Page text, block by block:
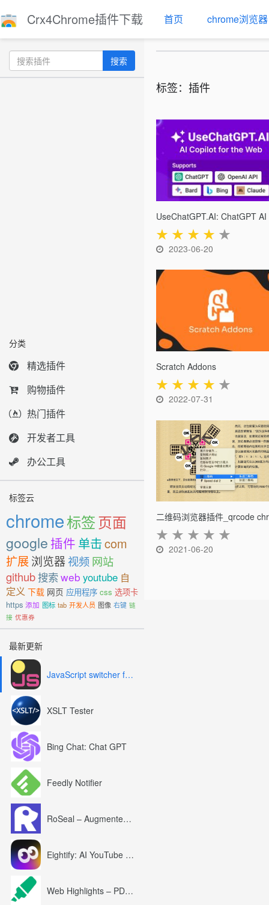
Crx4Chrome插件下载 首页 chrome浏览器
搜索
分类
精选插件
购物插件
热门插件
开发者工具
办公工具
标签云
chrome标签页面
google 插件 单击com
扩展浏览器 视频网站
github搜索web youtube 自
定义 下载 网页 应用程序 css 选项卡
https 添加 图标 tab 开发人员 图像 右键 链
接 优惠券
最新更新
JavaScript switcher for SEO and development
XSLT Tester
Bing Chat: Chat GPT
Feedly Notifier
RoSeal – Augmented Roblox Experience
Eightify: AI YouTube Summary with ChatGPT
Web Highlights – PDF & Web Highlighter
标签：插件
★ ★ ★ ★ ★
2023-06-20
Scratch Addons
★ ★ ★ ★ ★
2022-07-31
★ ★ ★ ★ ★
2021-06-20